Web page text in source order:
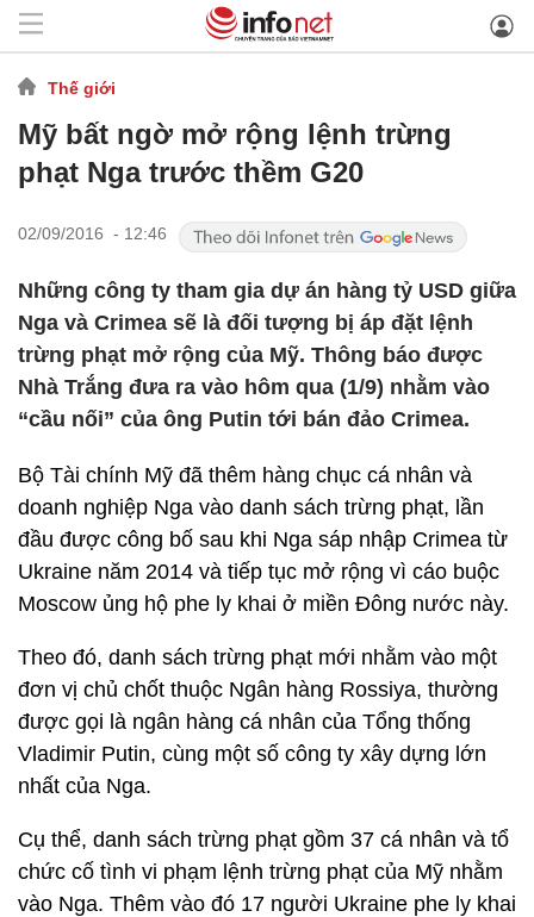
Thế giới
Mỹ bất ngờ mở rộng lệnh trừng
phạt Nga trước thềm G20
02/09/2016 - 12:46
Những công ty tham gia dự án hàng tỷ USD giữa
Nga và Crimea sẽ là đối tượng bị áp đặt lệnh
trừng phạt mở rộng của Mỹ. Thông báo được
Nhà Trắng đưa ra vào hôm qua (1/9) nhằm vào
“cầu nối” của ông Putin tới bán đảo Crimea.
Bộ Tài chính Mỹ đã thêm hàng chục cá nhân và
doanh nghiệp Nga vào danh sách trừng phạt, lần
đầu được công bố sau khi Nga sáp nhập Crimea từ
Ukraine năm 2014 và tiếp tục mở rộng vì cáo buộc
Moscow ủng hộ phe ly khai ở miền Đông nước này.
Theo đó, danh sách trừng phạt mới nhằm vào một
đơn vị chủ chốt thuộc Ngân hàng Rossiya, thường
được gọi là ngân hàng cá nhân của Tổng thống
Vladimir Putin, cùng một số công ty xây dựng lớn
nhất của Nga.
Cụ thể, danh sách trừng phạt gồm 37 cá nhân và tổ
chức cố tình vi phạm lệnh trừng phạt của Mỹ nhằm
vào Nga. Thêm vào đó 17 người Ukraine phe ly khai